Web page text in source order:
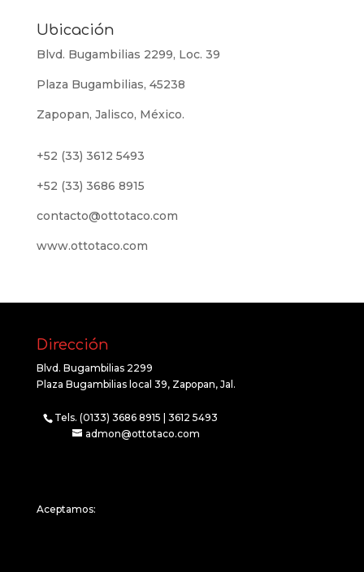
Ubicación
Blvd. Bugambilias 2299, Loc. 39
Plaza Bugambilias, 45238
Zapopan, Jalisco, México.
+52 (33) 3612 5493
+52 (33) 3686 8915
contacto@ottotaco.com
www.ottotaco.com
Dirección
Blvd. Bugambilias 2299
Plaza Bugambilias local 39, Zapopan, Jal.
Tels. (0133) 3686 8915 | 3612 5493
admon@ottotaco.com
Aceptamos: